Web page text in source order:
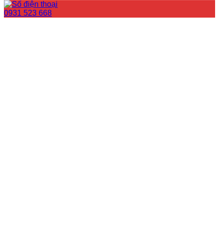
0931 523 668